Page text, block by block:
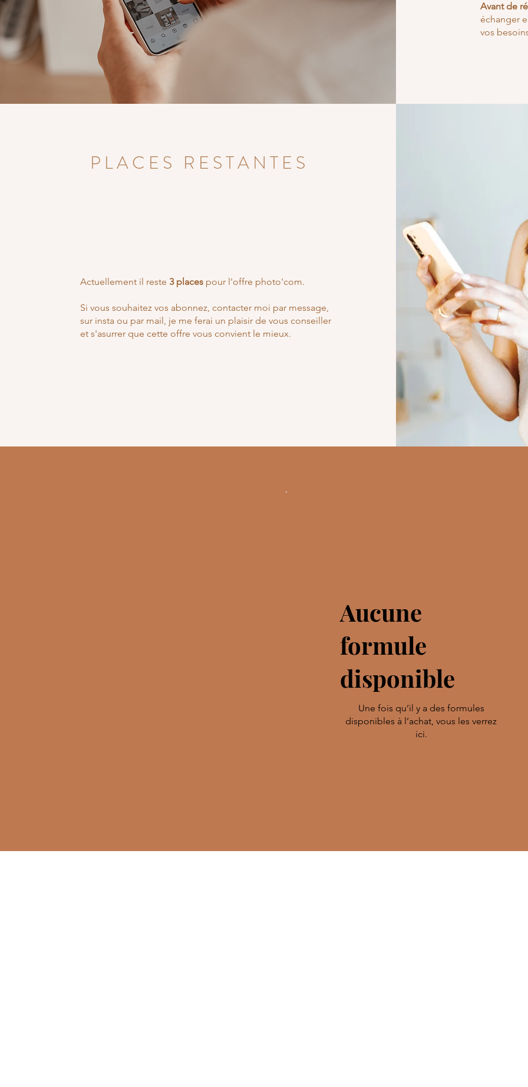
Avant de
échanger
vos
PLACES RESTANTES
Actuellement il reste 3 places pour l'offre photo'com.
Si vous souhaitez vos abonnez, contacter moi par message,
sur insta ou par mail, je me ferai un plaisir de vous conseiller
et s'asurrer que cette offre vous convient le mieux.
Aucune
formule
disponible
Une fois qu’il y a des formules
disponibles à l’achat, vous les verrez
ici.